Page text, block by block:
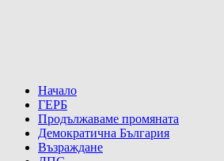
Начало
ГЕРБ
Продължаваме промяната
Демократична България
Възраждане